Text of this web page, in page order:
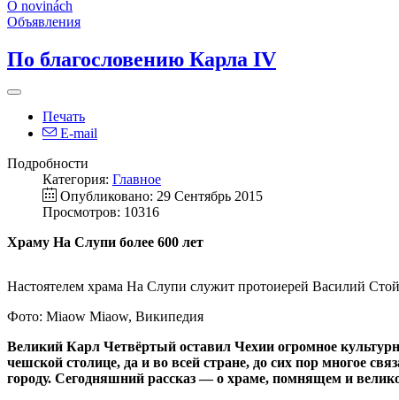
O novinách
Объявления
По благословению Карла IV
Печать
E-mail
Подробности
Категория: Главное
Опубликовано: 29 Сентябрь 2015
Просмотров: 10316
Храму На Слупи более 600 лет
Настоятелем храма На Слупи служит протоиерей Василий
Фото: Miaow Miaow, Википедия
Великий Карл Четвёртый оставил Чехии огромное
чешской столице, да и во всей стране, до сих пор многое
городу. Сегодняшний рассказ — о храме, помнящем и